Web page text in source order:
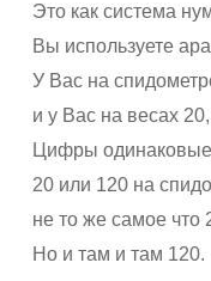
Это как система
Вы используете
У Вас на
и у Вас на весах
Цифры
20 или 120 на
не то же самое что
Но и там и там 120.